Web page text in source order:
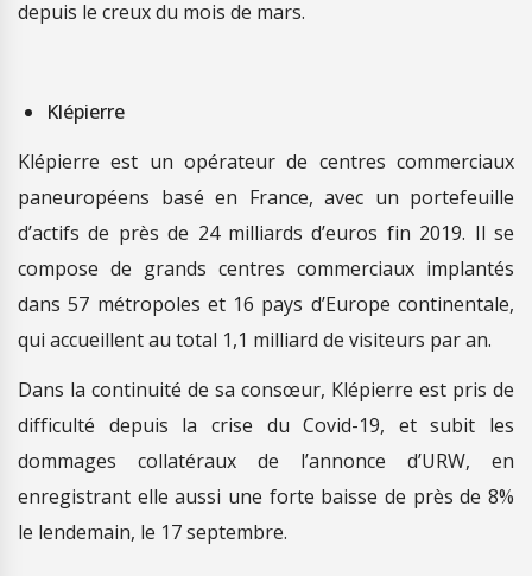
depuis le creux du mois de mars.
Klépierre
Klépierre est un opérateur de centres commerciaux
paneuropéens basé en France, avec un portefeuille
d’actifs de près de 24 milliards d’euros fin 2019. Il se
compose de grands centres commerciaux implantés
dans 57 métropoles et 16 pays d’Europe continentale,
qui accueillent au total 1,1 milliard de visiteurs par an.
Dans la continuité de sa consœur, Klépierre est pris de
difficulté depuis la crise du Covid-19, et subit les
dommages collatéraux de l’annonce d’URW, en
enregistrant elle aussi une forte baisse de près de 8%
le lendemain, le 17 septembre.